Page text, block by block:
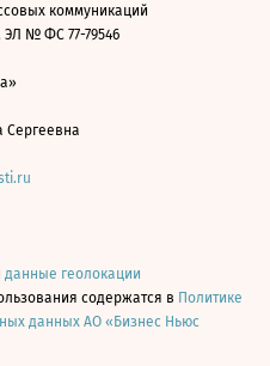
коммуникаций
ЭЛ № ФС 77-79546
Сергеевна
данные геолокации
содержатся в Политике
данных АО «Бизнес Ньюс